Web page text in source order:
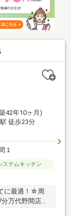
42年10ヶ月)
徒歩23分
１
ステムキッチン
に最適！☆周
分万代野間店